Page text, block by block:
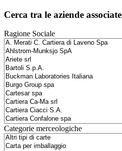
Cerca tra le aziende associate
Ragione Sociale
Categorie merceologiche